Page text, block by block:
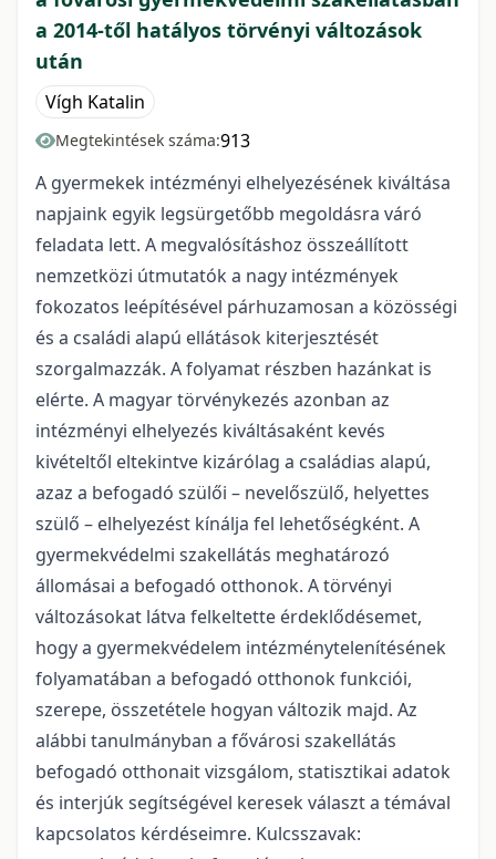
a 2014-től hatályos törvényi változások
után
Vígh Katalin
Megtekintések száma:913
A gyermekek intézményi elhelyezésének kiváltása
napjaink egyik legsürgetőbb megoldásra váró
feladata lett. A megvalósításhoz összeállított
nemzetközi útmutatók a nagy intézmények
fokozatos leépítésével párhuzamosan a közösségi
és a családi alapú ellátások kiterjesztését
szorgalmazzák. A folyamat részben hazánkat is
elérte. A magyar törvénykezés azonban az
intézményi elhelyezés kiváltásaként kevés
kivételtől eltekintve kizárólag a családias alapú,
azaz a befogadó szülői – nevelőszülő, helyettes
szülő – elhelyezést kínálja fel lehetőségként. A
gyermekvédelmi szakellátás meghatározó
állomásai a befogadó otthonok. A törvényi
változásokat látva felkeltette érdeklődésemet,
hogy a gyermekvédelem intézménytelenítésének
folyamatában a befogadó otthonok funkciói,
szerepe, összetétele hogyan változik majd. Az
alábbi tanulmányban a fővárosi szakellátás
befogadó otthonait vizsgálom, statisztikai adatok
és interjúk segítségével keresek választ a témával
kapcsolatos kérdéseimre. Kulcsszavak: